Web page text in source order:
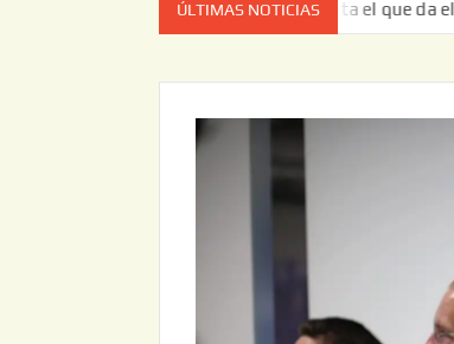
ÚLTIMAS NOTICIAS
no es el estado de cuenta el que da el susto